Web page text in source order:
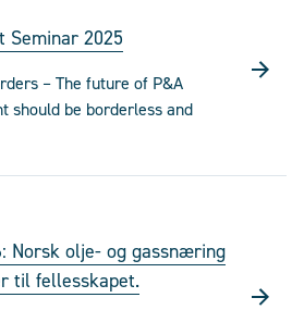
Seminar 2025
– The future of P&A
should be borderless and
Norsk olje- og gassnæring
til fellesskapet.